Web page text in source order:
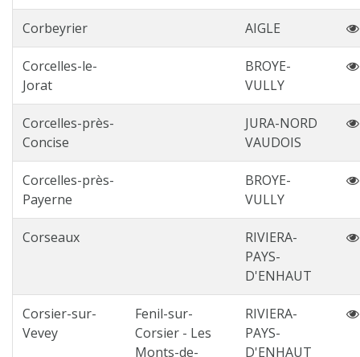
Corbeyrier AIGLE
Corcelles-le-
Jorat
BROYE-
VULLY
Corcelles-près-
Concise
JURA-NORD
VAUDOIS
Corcelles-près-
Payerne
BROYE-
VULLY
Corseaux
RIVIERA-
PAYS-
D'ENHAUT
Corsier-sur-
Vevey
Fenil-sur-
Corsier - Les
Monts-de-
RIVIERA-
PAYS-
D'ENHAUT